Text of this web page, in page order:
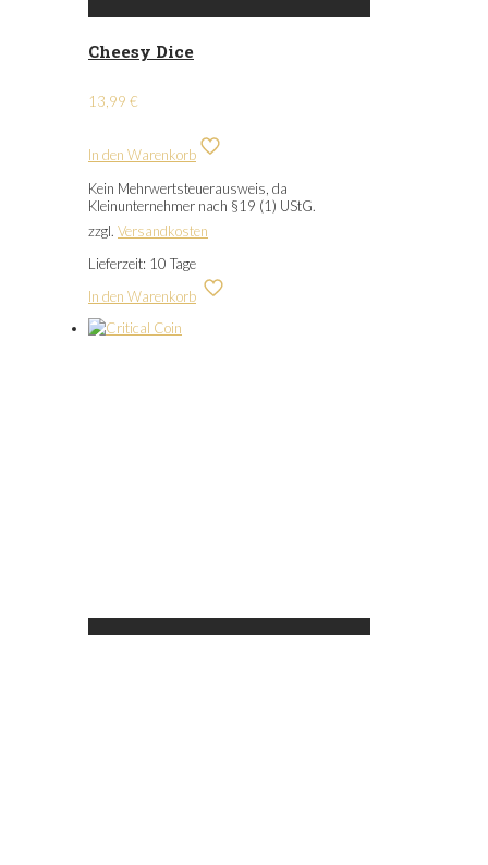
Cheesy Dice
13,99 €
In den Warenkorb
Kein Mehrwertsteuerausweis, da
Kleinunternehmer nach §19 (1) UStG.
zzgl. Versandkosten
Lieferzeit: 10 Tage
In den Warenkorb